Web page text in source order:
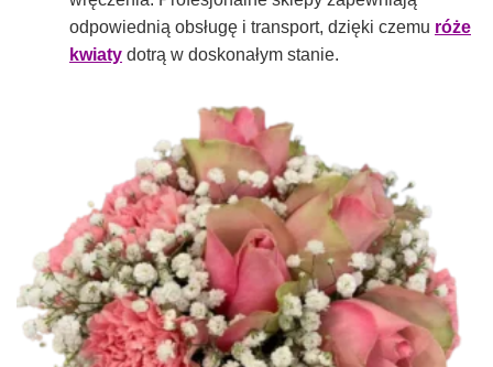
odpowiednią obsługę i transport, dzięki czemu róże
kwiaty dotrą w doskonałym stanie.